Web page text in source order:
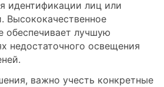
идентификации лиц или
Высококачественное
обеспечивает лучшую
недостаточного освещения
важно учесть конкретные